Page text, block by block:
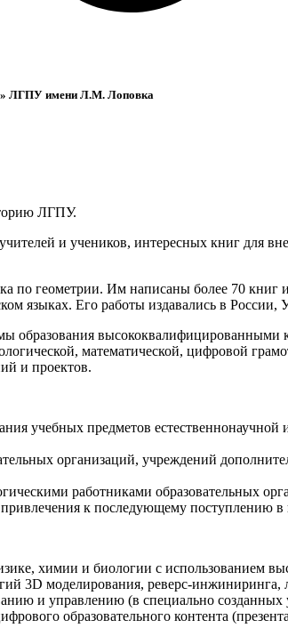
ЛГПУ имени Л.М. Лоповка
ЛГПУ.
и учеников, интересных книг для
по геометрии. Им написаны более 70 книг
языках. Его работы издавались в
образования высококвалифицированными
математической, цифровой
и проектов.
учебных предметов
организаций, учреждений
работниками образовательных
к последующему поступлению в
химии и биологии с использованием
3D моделирования, реверс-
и управлению (в специально
образовательного контента